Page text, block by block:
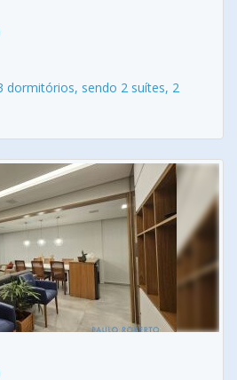
dormitórios, sendo 2 suítes, 2